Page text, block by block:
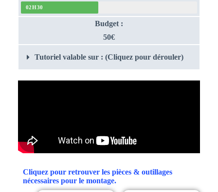
02H30
Budget :
50€
Tutoriel valable sur : (Cliquez pour dérouler)
Cliquez pour retrouver les pièces & outillages
nécessaires pour le montage.